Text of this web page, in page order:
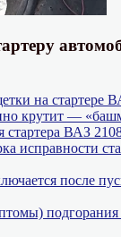
на стартере
крутит —
стартера ВАЗ
исправности
после
подгорания